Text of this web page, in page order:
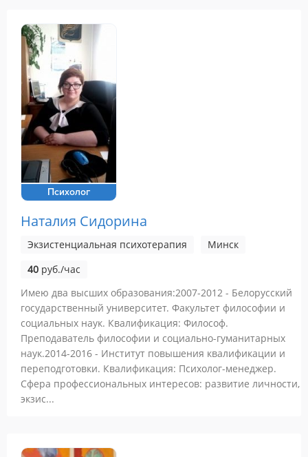
Психолог
Наталия Сидорина
Экзистенциальная психотерапия
Минск
40 руб./час
Имею два высших образования:2007-2012 - Белорусский
государственный университет. Факультет философии и
социальных наук. Квалификация: Философ.
Преподаватель философии и социально-гуманитарных
наук.2014-2016 - Институт повышения квалификации и
переподготовки. Квалификация: Психолог-менеджер.
Сфера профессиональных интересов: развитие личности,
экзис...